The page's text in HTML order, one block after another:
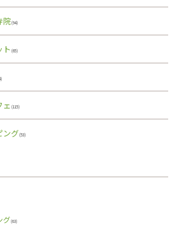
院(94)
ト (65)
ェ (115)
ング(53)
グ(63)